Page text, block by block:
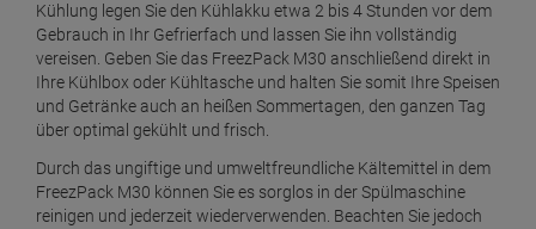
Kühlung legen Sie den Kühlakku etwa 2 bis 4 Stunden vor dem
Gebrauch in Ihr Gefrierfach und lassen Sie ihn vollständig
vereisen. Geben Sie das FreezPack M30 anschließend direkt in
Ihre Kühlbox oder Kühltasche und halten Sie somit Ihre Speisen
und Getränke auch an heißen Sommertagen, den ganzen Tag
über optimal gekühlt und frisch.
Durch das ungiftige und umweltfreundliche Kältemittel in dem
FreezPack M30 können Sie es sorglos in der Spülmaschine
reinigen und jederzeit wiederverwenden. Beachten Sie jedoch